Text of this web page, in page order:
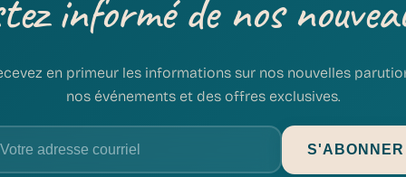
informé de nos
en primeur les informations sur nos nouvelles
nos événements et des offres exclusives.
S'ABONNER